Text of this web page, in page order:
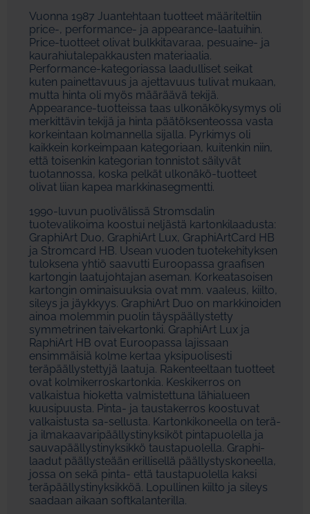
Vuonna 1987 Juantehtaan tuotteet määriteltiin
price-, performance- ja appearance-laatuihin.
Price-tuotteet olivat bulkkitavaraa, pesuaine- ja
kaurahiutalepakkausten materiaalia.
Performance-kategoriassa laadulliset seikat
kuten painettavuus ja ajettavuus tulivat mukaan,
mutta hinta oli myös määräävä tekijä.
Appearance-tuotteissa taas ulkonäkökysymys oli
merkittävin tekijä ja hinta päätöksenteossa vasta
korkeintaan kolmannella sijalla. Pyrkimys oli
kaikkein korkeimpaan kategoriaan, kuitenkin niin,
että toisenkin kategorian tonnistot säilyvät
tuotannossa, koska pelkät ulkonäkö-tuotteet
olivat liian kapea markkinasegmentti.
1990-luvun puolivälissä Stromsdalin
tuotevalikoima koostui neljästä kartonkilaadusta:
GraphiArt Duo, GraphiArt Lux, GraphiArtCard HB
ja Stromcard HB. Usean vuoden tuotekehityksen
tuloksena yhtiö saavutti Euroopassa graafisen
kartongin laatujohtajan aseman. Korkeatasoisen
kartongin ominaisuuksia ovat mm. vaaleus, kiilto,
sileys ja jäykkyys. GraphiArt Duo on markkinoiden
ainoa molemmin puolin täyspäällystetty
symmetrinen taivekartonki. GraphiArt Lux ja
RaphiArt HB ovat Euroopassa lajissaan
ensimmäisiä kolme kertaa yksipuolisesti
teräpäällystettyjä laatuja. Rakenteeltaan tuotteet
ovat kolmikerroskartonkia. Keskikerros on
valkaistua hioketta valmistettuna lähialueen
kuusipuusta. Pinta- ja taustakerros koostuvat
valkaistusta sa-sellusta. Kartonkikoneella on terä-
ja ilmakaavaripäällystinyksiköt pintapuolella ja
sauvapäällystinyksikkö taustapuolella. Graphi-
laadut päällysteään erillisellä päällystyskoneella,
jossa on sekä pinta- että taustapuolella kaksi
teräpäällystinyksikköä. Lopullinen kiilto ja sileys
saadaan aikaan softkalanterilla.